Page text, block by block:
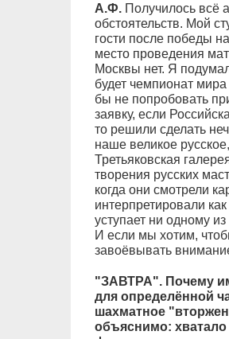
А.Ф.Получилось всё
обстоятельств. Мой
гости после победы
место проведения
Москвы нет. Я
будет чемпионат
бы не попробовать
заявку, если
то решили сделать
наше великое
Третьяковская
творения русских
когда они смотрели
интерпретировали
уступает ни одному
И если мы хотим,
завоёвывать
"ЗАВТРА". Почему
для определённой
шахматное
объяснимо: